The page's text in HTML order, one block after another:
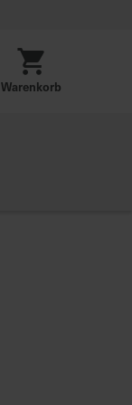
Warenkorb